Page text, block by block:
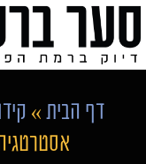
דף הבית »